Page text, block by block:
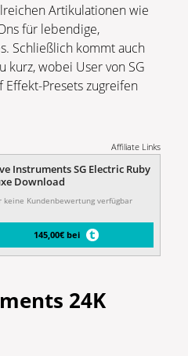
Artikulationen wie
für lebendige,
Schließlich kommt auch
kurz, wobei User von SG
Presets zugreifen
Affiliate Links
Instruments SG Electric Ruby
Download
keine Kundenbewertung verfügbar
145,00€ bei
24K